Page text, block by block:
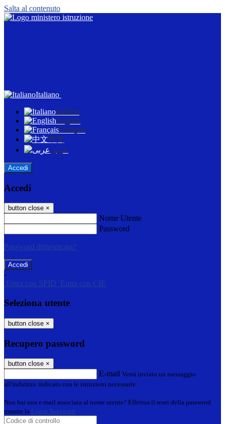
Salta al contenuto
Italiano
Italiano
English
Français
中文
عربى
Accedi
Accedi
button close ×
Nome Utente
Password
Password dimenticata?
-
Entra con SPID
Entra con CIE
Seleziona utente
button close ×
Recupero password
button close ×
E-mail Verrà inviato un messaggio
all'indirizzo indicato con le istruzioni necessarie.
Non hai una e-mail associata al nome utente? Effettua il reset della password
tramite la Login Spaggiari